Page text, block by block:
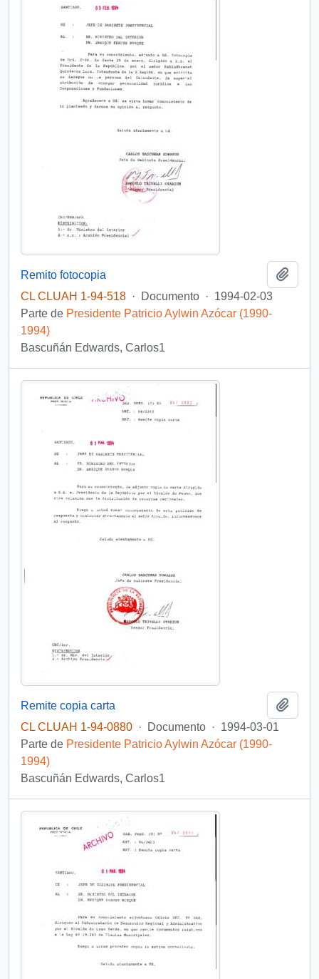
Remito fotocopia
CL CLUAH 1-94-518 · Documento · 1994-02-03
Parte de Presidente Patricio Aylwin Azócar (1990-
1994)
Bascuñán Edwards, Carlos1
Remite copia carta
CL CLUAH 1-94-0880 · Documento · 1994-03-01
Parte de Presidente Patricio Aylwin Azócar (1990-
1994)
Bascuñán Edwards, Carlos1